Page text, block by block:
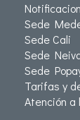
Sede
Sede Cali
Sede
Sede
Tarifas y
Atención a